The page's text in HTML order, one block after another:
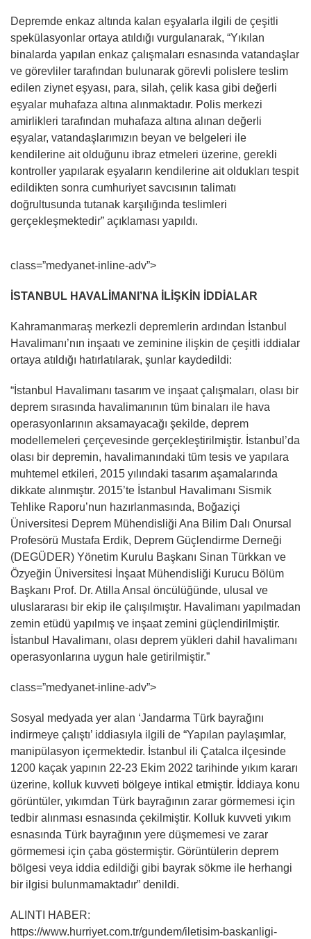
Depremde enkaz altında kalan eşyalarla ilgili de çeşitli
spekülasyonlar ortaya atıldığı vurgulanarak, “Yıkılan
binalarda yapılan enkaz çalışmaları esnasında vatandaşlar
ve görevliler tarafından bulunarak görevli polislere teslim
edilen ziynet eşyası, para, silah, çelik kasa gibi değerli
eşyalar muhafaza altına alınmaktadır. Polis merkezi
amirlikleri tarafından muhafaza altına alınan değerli
eşyalar, vatandaşlarımızın beyan ve belgeleri ile
kendilerine ait olduğunu ibraz etmeleri üzerine, gerekli
kontroller yapılarak eşyaların kendilerine ait oldukları tespit
edildikten sonra cumhuriyet savcısının talimatı
doğrultusunda tutanak karşılığında teslimleri
gerçekleşmektedir” açıklaması yapıldı.
class=”medyanet-inline-adv”>
İSTANBUL HAVALİMANI’NA İLİŞKİN İDDİALAR
Kahramanmaraş merkezli depremlerin ardından İstanbul
Havalimanı’nın inşaatı ve zeminine ilişkin de çeşitli iddialar
ortaya atıldığı hatırlatılarak, şunlar kaydedildi:
“İstanbul Havalimanı tasarım ve inşaat çalışmaları, olası bir
deprem sırasında havalimanının tüm binaları ile hava
operasyonlarının aksamayacağı şekilde, deprem
modellemeleri çerçevesinde gerçekleştirilmiştir. İstanbul’da
olası bir depremin, havalimanındaki tüm tesis ve yapılara
muhtemel etkileri, 2015 yılındaki tasarım aşamalarında
dikkate alınmıştır. 2015’te İstanbul Havalimanı Sismik
Tehlike Raporu’nun hazırlanmasında, Boğaziçi
Üniversitesi Deprem Mühendisliği Ana Bilim Dalı Onursal
Profesörü Mustafa Erdik, Deprem Güçlendirme Derneği
(DEGÜDER) Yönetim Kurulu Başkanı Sinan Türkkan ve
Özyeğin Üniversitesi İnşaat Mühendisliği Kurucu Bölüm
Başkanı Prof. Dr. Atilla Ansal öncülüğünde, ulusal ve
uluslararası bir ekip ile çalışılmıştır. Havalimanı yapılmadan
zemin etüdü yapılmış ve inşaat zemini güçlendirilmiştir.
İstanbul Havalimanı, olası deprem yükleri dahil havalimanı
operasyonlarına uygun hale getirilmiştir.”
class=”medyanet-inline-adv”>
Sosyal medyada yer alan ‘Jandarma Türk bayrağını
indirmeye çalıştı’ iddiasıyla ilgili de “Yapılan paylaşımlar,
manipülasyon içermektedir. İstanbul ili Çatalca ilçesinde
1200 kaçak yapının 22-23 Ekim 2022 tarihinde yıkım kararı
üzerine, kolluk kuvveti bölgeye intikal etmiştir. İddiaya konu
görüntüler, yıkımdan Türk bayrağının zarar görmemesi için
tedbir alınması esnasında çekilmiştir. Kolluk kuvveti yıkım
esnasında Türk bayrağının yere düşmemesi ve zarar
görmemesi için çaba göstermiştir. Görüntülerin deprem
bölgesi veya iddia edildiği gibi bayrak sökme ile herhangi
bir ilgisi bulunmamaktadır” denildi.
ALINTI HABER:
https://www.hurriyet.com.tr/gundem/iletisim-baskanligi-